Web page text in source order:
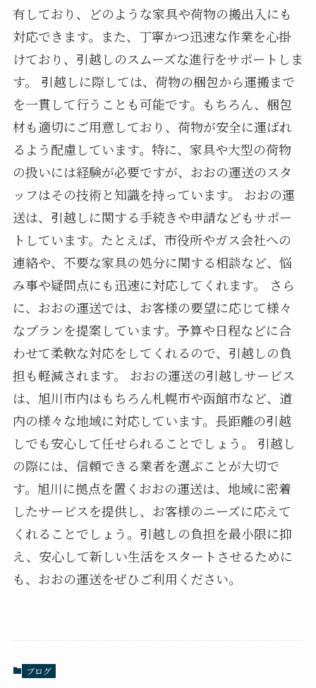
有しており、どのような家具や荷物の搬出入にも
対応できます。また、丁寧かつ迅速な作業を心掛
けており、引越しのスムーズな進行をサポートしま
す。 引越しに際しては、荷物の梱包から運搬まで
を一貫して行うことも可能です。もちろん、梱包
材も適切にご用意しており、荷物が安全に運ばれ
るよう配慮しています。特に、家具や大型の荷物
の扱いには経験が必要ですが、おおの運送のスタ
ッフはその技術と知識を持っています。 おおの運
送は、引越しに関する手続きや申請などもサポー
トしています。たとえば、市役所やガス会社への
連絡や、不要な家具の処分に関する相談など、悩
み事や疑問点にも迅速に対応してくれます。 さら
に、おおの運送では、お客様の要望に応じて様々
なプランを提案しています。予算や日程などに合
わせて柔軟な対応をしてくれるので、引越しの負
担も軽減されます。 おおの運送の引越しサービス
は、旭川市内はもちろん札幌市や函館市など、道
内の様々な地域に対応しています。長距離の引越
しでも安心して任せられることでしょう。 引越し
の際には、信頼できる業者を選ぶことが大切で
す。旭川に拠点を置くおおの運送は、地域に密着
したサービスを提供し、お客様のニーズに応えて
くれることでしょう。引越しの負担を最小限に抑
え、安心して新しい生活をスタートさせるために
も、おおの運送をぜひご利用ください。
ブログ